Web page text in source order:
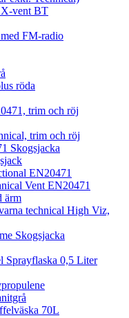
vent BT
FM-radio
röda
trim och röj
trim och röj
Skogsjacka
EN20471
Vent EN20471
ärm
technical High Viz,
Skogsjacka
Sprayflaska 0,5 Liter
70L